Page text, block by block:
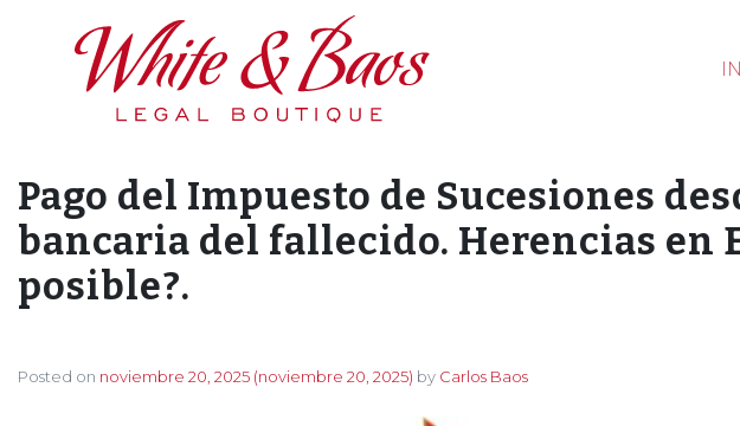
Main Navigation
Pago del Impuesto de Sucesiones
bancaria del fallecido. Herencias en
posible?.
Posted on noviembre 20, 2025 (noviembre 20, 2025) by Carlos Baos